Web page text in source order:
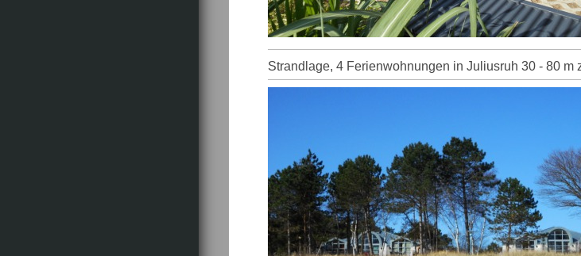
Strandlage, 4 Ferienwohnungen in Juliusruh 30 - 80 m